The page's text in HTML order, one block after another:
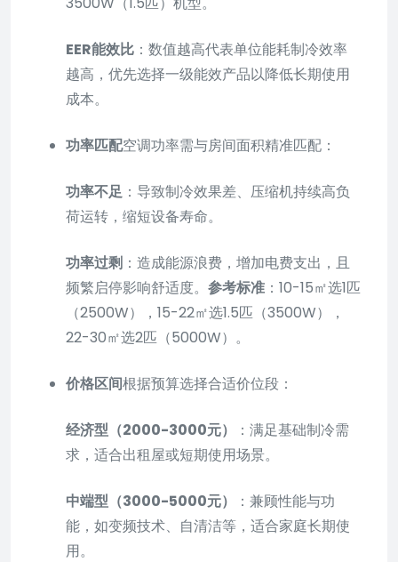
EER能效比 ：数值越高代表单位能耗制冷效率
越高，优先选择一级能效产品以降低长期使用
成本。
功率匹配空调功率需与房间面积精准匹配：
功率不足 ：导致制冷效果差、压缩机持续高负
荷运转，缩短设备寿命。
功率过剩 ：造成能源浪费，增加电费支出，且
频繁启停影响舒适度。 参考标准 ：10-15㎡选1匹
（2500W），15-22㎡选1.5匹（3500W），
22-30㎡选2匹（5000W）。
价格区间根据预算选择合适价位段：
经济型（2000-3000元）
：满足基础制冷需
求，适合出租屋或短期使用场景。
中端型（3000-5000元）
：兼顾性能与功
能，如变频技术、自清洁等，适合家庭长期使
用。